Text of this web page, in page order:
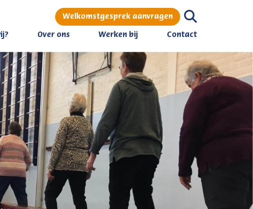
Welkomstgesprek aanvragen
Over ons Werken bij Contact